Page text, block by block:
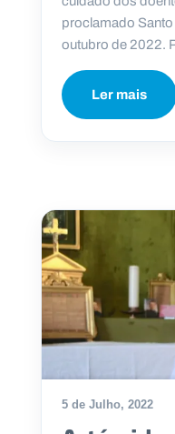
proclamado
outubro de 2022.
Ler mais
5 de Julho, 2022